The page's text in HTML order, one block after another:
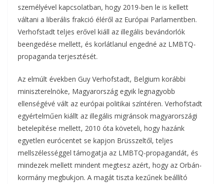
személyével kapcsolatban, hogy 2019-ben le is kellett
váltani a liberális frakció éléről az Európai Parlamentben.
Verhofstadt teljes erővel kiáll az illegális bevándorlók
beengedése mellett, és korlátlanul engedné az LMBTQ-
propaganda terjesztését.
Az elmúlt években Guy Verhofstadt, Belgium korábbi
miniszterelnöke, Magyarország egyik legnagyobb
ellenségévé vált az európai politikai színtéren. Verhofstadt
egyértelműen kiállt az illegális migránsok magyarországi
betelepítése mellett, 2010 óta követeli, hogy hazánk
egyetlen eurócentet se kapjon Brüsszeltől, teljes
mellszélességgel támogatja az LMBTQ-propagandát, és
mindezek mellett mindent megtesz azért, hogy az Orbán-
kormány megbukjon. A magát tiszta kezűnek beállító